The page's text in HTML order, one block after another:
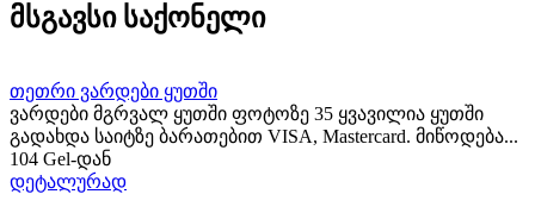
მსგავსი საქონელი
თეთრი ვარდები ყუთში
ვარდები მგრვალ ყუთში ფოტოზე 35 ყვავილია ყუთში
გადახდა საიტზე ბარათებით VISA, Mastercard. მიწოდება...
104 Gel-დან
დეტალურად